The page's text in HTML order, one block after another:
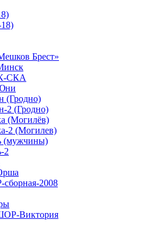
Брест»
СКА
(Гродно)
2 (Гродно)
(Могилёв)
2 (Могилев)
(мужчины)
2
2008
Виктория